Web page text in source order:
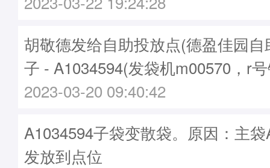
胡敬德发给自助投放点(德盈佳园
子 - A1034594(发袋机m00570，r
2023-03-20 09:40:42
A1034594子袋变散袋。原因：主
发放到点位